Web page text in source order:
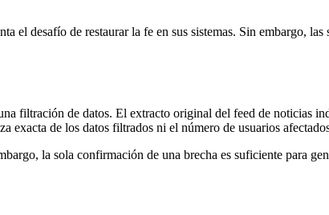
desafío de restaurar la fe en sus sistemas. Sin embargo,
filtración de datos. El extracto original del feed de noticias
exacta de los datos filtrados ni el número de usuarios
la sola confirmación de una brecha es suficiente para